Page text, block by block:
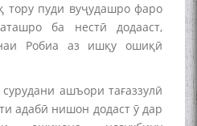
тору пуди вуҷудашро фаро
ба нестӣ додааст,
Робиа аз ишқу ошиқӣ
ашъори тағаззулӣ
адабӣ нишон додаст ӯ дар